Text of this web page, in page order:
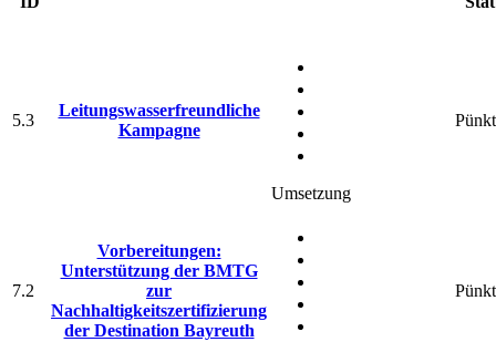
5.3
Leitungswasserfreundliche
Kampagne
Umsetzung
7.2
Vorbereitungen:
Unterstützung der BMTG
zur
Nachhaltigkeitszertifizierung
der Destination Bayreuth